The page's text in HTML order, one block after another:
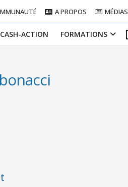
ACTION FORMATIONS
A PROPOS MÉDIAS